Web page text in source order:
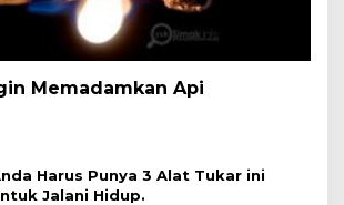
Memadamkan Api
Harus Punya 3 Alat Tukar ini
Jalani Hidup.